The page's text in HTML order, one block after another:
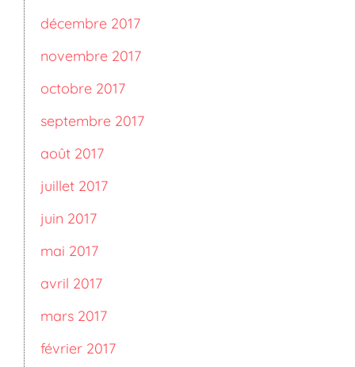
décembre 2017
novembre 2017
octobre 2017
septembre 2017
août 2017
juillet 2017
juin 2017
mai 2017
avril 2017
mars 2017
février 2017